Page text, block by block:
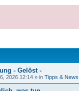
- Gelöst -
2026 12:14 » in Tipps & News